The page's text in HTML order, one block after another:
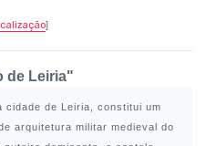
]
de Leiria"
cidade de Leiria , constitui um
arquitetura militar medieval do